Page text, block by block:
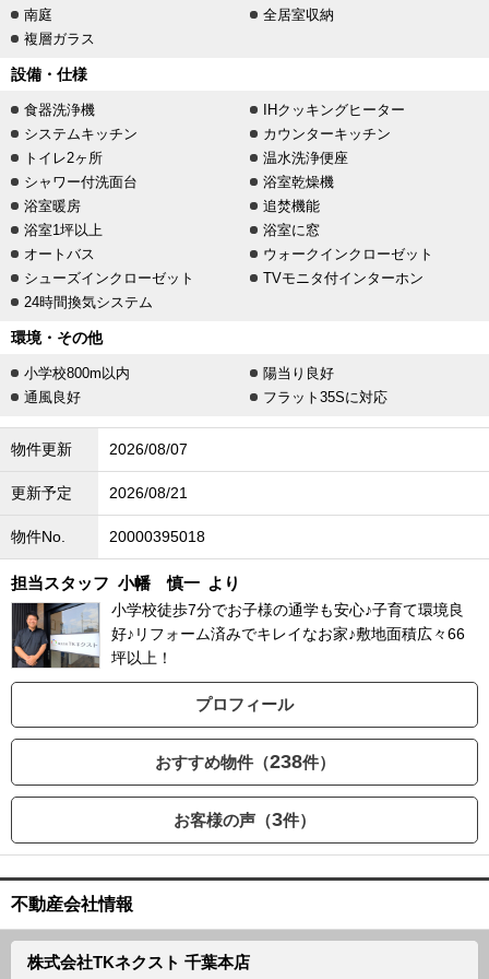
南庭
全居室収納
複層ガラス
設備・仕様
食器洗浄機
IHクッキングヒーター
システムキッチン
カウンターキッチン
トイレ2ヶ所
温水洗浄便座
シャワー付洗面台
浴室乾燥機
浴室暖房
追焚機能
浴室1坪以上
浴室に窓
オートバス
ウォークインクローゼット
シューズインクローゼット
TVモニタ付インターホン
24時間換気システム
環境・その他
小学校800m以内
陽当り良好
通風良好
フラット35Sに対応
物件更新 2026/08/07
更新予定 2026/08/21
物件No. 20000395018
担当スタッフ 小幡 慎一 より
小学校徒歩7分でお子様の通学も安心♪子育て環境良
好♪リフォーム済みでキレイなお家♪敷地面積広々66
坪以上！
プロフィール
おすすめ物件（238件）
お客様の声（3件）
不動産会社情報
株式会社TKネクスト 千葉本店